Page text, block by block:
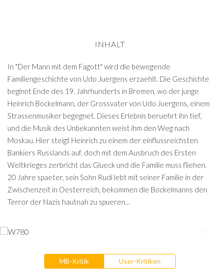
INHALT
In "Der Mann mit dem Fagott" wird die bewegende
Familiengeschichte von Udo Juergens erzaehlt. Die Geschichte
beginnt Ende des 19. Jahrhunderts in Bremen, wo der junge
Heinrich Bockelmann, der Grossvater von Udo Juergens, einem
Strassenmusiker begegnet. Dieses Erlebnis beruehrt ihn tief,
und die Musik des Unbekannten weist ihm den Weg nach
Moskau. Hier steigt Heinrich zu einem der einflussreichsten
Bankiers Russlands auf, doch mit dem Ausbruch des Ersten
Weltkrieges zerbricht das Glueck und die Familie muss fliehen.
20 Jahre spaeter, sein Sohn Rudi lebt mit seiner Familie in der
Zwischenzeit in Oesterreich, bekommen die Bockelmanns den
Terror der Nazis hautnah zu spueren...
MB-Kritik User-Kritiken